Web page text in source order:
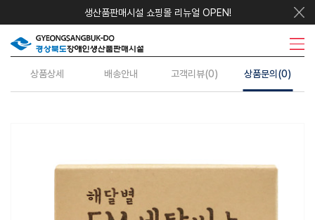
생산품판매시설 쇼핑몰 리뉴얼 OPEN!
우리지역상품 시설안내 주요사업 수의계약 정보센터
상품상세 배송안내 고객리뷰(0) 상품문의(0)